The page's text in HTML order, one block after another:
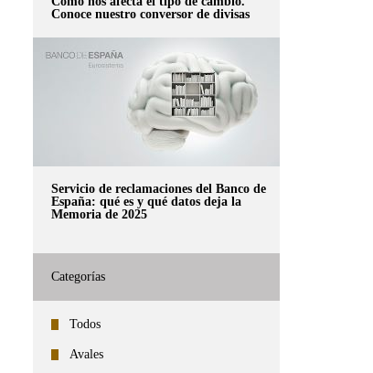
Conoce nuestro conversor de divisas
Servicio de reclamaciones del Banco de
España: qué es y qué datos deja la
Memoria de 2025
Categorías
Todos
Avales